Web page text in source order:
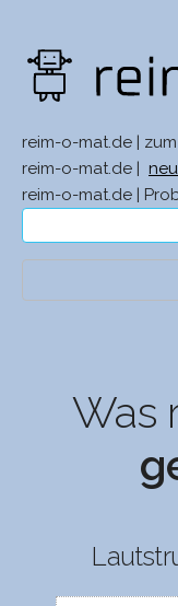
reim-o-mat.de | zum
reim-o-mat.de |
reim-o-mat.de |
Was